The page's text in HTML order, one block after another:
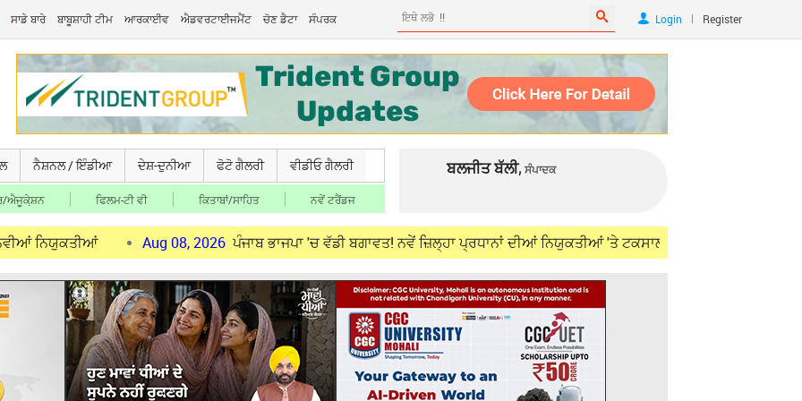
ਸਾਡੇ ਬਾਰੇ ਬਾਬੂਸ਼ਾਹੀ ਟੀਮ ਆਰਕਾਈਵ ਐਡਵਰਟਾਈਜਮੈਂਟ ਚੋਣ ਡੈਟਾ ਸੰਪਰਕ Login | Register
ਨੈਸ਼ਨਲ / ਇੰਡੀਆ ਦੇਸ਼-ਦੁਨੀਆ ਫੋਟੋ ਗੈਲਰੀ ਵੀਡੀਓ ਗੈਲਰੀ
ਐਜੂਕੇ਼ਸ਼ਨ ਫਿਲਮ-ਟੀ ਵੀ ਕਿਤਾਬਾਂ/ਸਾਹਿਤ ਨਵੇਂ ਟਰੈਂਡਜ
ਬਲਜੀਤ ਬੱਲੀ, ਸੰਪਾਦਕ
Aug 08, 2026 ਪੰਜਾਬ ਭਾਜਪਾ 'ਚ ਵੱਡੀ ਬਗਾਵਤ! ਨਵੇਂ ਜ਼ਿਲ੍ਹਾ ਪ੍ਰਧਾਨਾਂ ਦੀਆਂ ਨਿਯੁਕਤੀਆਂ 'ਤੇ ਟਕਸਾਲੀ ਆਗੂਆਂ ਨੇ ਸ਼੍ਰੀਨਿਵਾਸਨ ਖ਼ਿਲਾਫ਼